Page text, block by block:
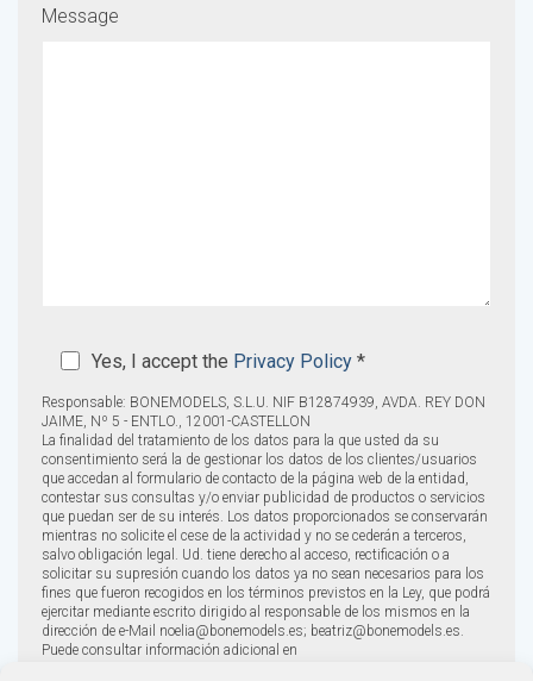
Message
Yes, I accept the Privacy Policy *
Responsable: BONEMODELS, S.L.U. NIF B12874939, AVDA. REY DON
JAIME, Nº 5 - ENTLO., 12001-CASTELLON
La finalidad del tratamiento de los datos para la que usted da su
consentimiento será la de gestionar los datos de los clientes/usuarios
que accedan al formulario de contacto de la página web de la entidad,
contestar sus consultas y/o enviar publicidad de productos o servicios
que puedan ser de su interés. Los datos proporcionados se conservarán
mientras no solicite el cese de la actividad y no se cederán a terceros,
salvo obligación legal. Ud. tiene derecho al acceso, rectificación o a
solicitar su supresión cuando los datos ya no sean necesarios para los
fines que fueron recogidos en los términos previstos en la Ley, que podrá
ejercitar mediante escrito dirigido al responsable de los mismos en la
dirección de e-Mail noelia@bonemodels.es; beatriz@bonemodels.es.
Puede consultar información adicional en